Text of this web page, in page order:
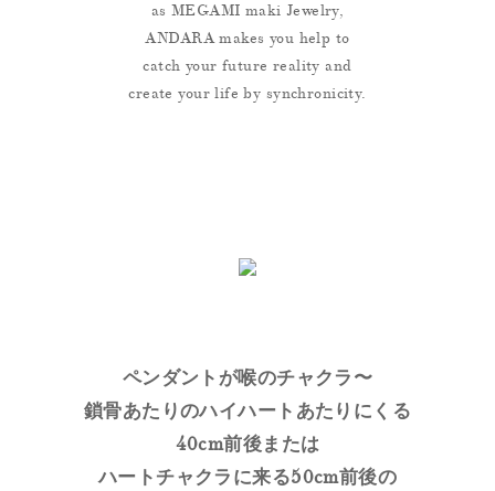
as MEGAMI maki Jewelry,
ANDARA makes you help to
catch your future reality and
create your life by synchronicity.
ペンダントが喉のチャクラ〜
鎖骨あたりのハイハートあたりにくる
40cm前後または
ハートチャクラに来る50cm前後の